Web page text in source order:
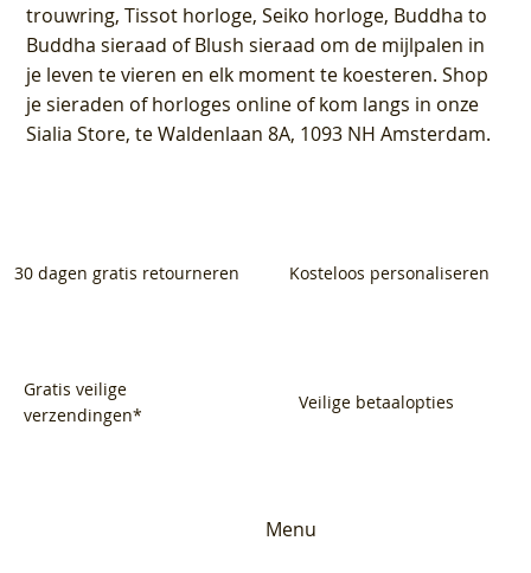
trouwring, Tissot horloge, Seiko horloge, Buddha to
Buddha sieraad of Blush sieraad om de mijlpalen in
je leven te vieren en elk moment te koesteren. Shop
je sieraden of horloges online of kom langs in onze
Sialia Store, te Waldenlaan 8A, 1093 NH Amsterdam.
30 dagen gratis retourneren Kosteloos personaliseren
Gratis veilige
verzendingen*
Veilige betaalopties
Menu